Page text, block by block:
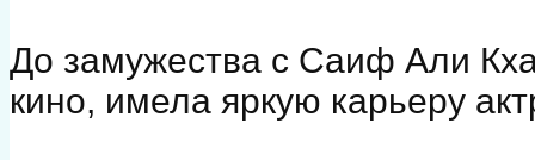
До замужества с Саиф Али
кино, имела яркую карьеру